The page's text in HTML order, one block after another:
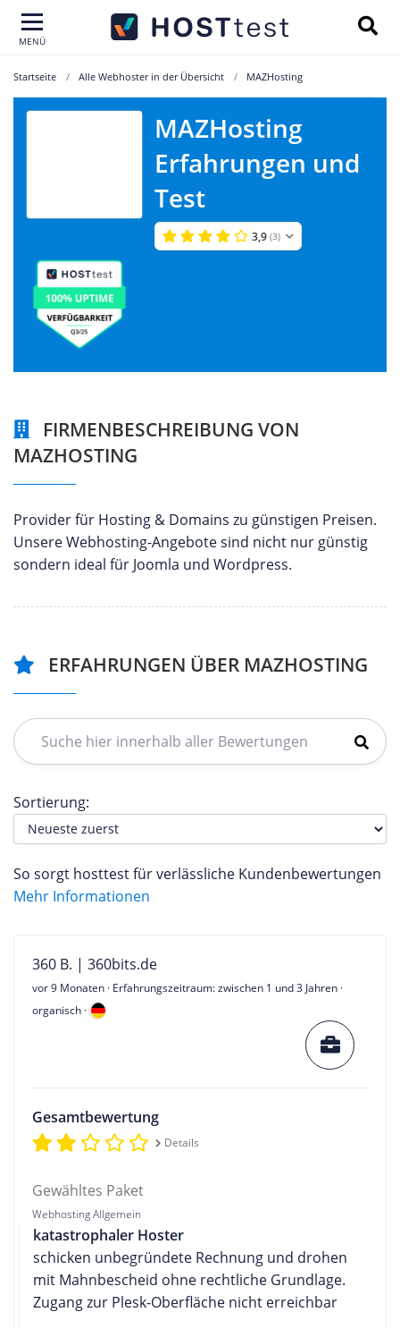
MENÜ
Startseite Alle Webhoster in der Übersicht MAZHosting
MAZHosting
Erfahrungen und
Test
3,9 (3)
FIRMENBESCHREIBUNG VON
MAZHOSTING
Provider für Hosting & Domains zu günstigen Preisen.
Unsere Webhosting-Angebote sind nicht nur günstig
sondern ideal für Joomla und Wordpress.
ERFAHRUNGEN ÜBER MAZHOSTING
Sortierung:
So sorgt hosttest für verlässliche Kundenbewertungen
Mehr Informationen
360 B. | 360bits.de
vor 9 Monaten · Erfahrungszeitraum: zwischen 1 und 3 Jahren ·
organisch ·
Gesamtbewertung
Details
Gewähltes Paket
Webhosting Allgemein
katastrophaler Hoster
schicken unbegründete Rechnung und drohen
mit Mahnbescheid ohne rechtliche Grundlage.
Zugang zur Plesk-Oberfläche nicht erreichbar